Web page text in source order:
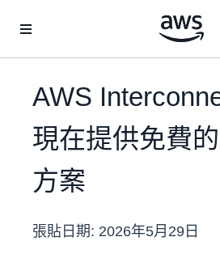
AWS
現在提供免費
方案
張貼日期: 2026年5月29日